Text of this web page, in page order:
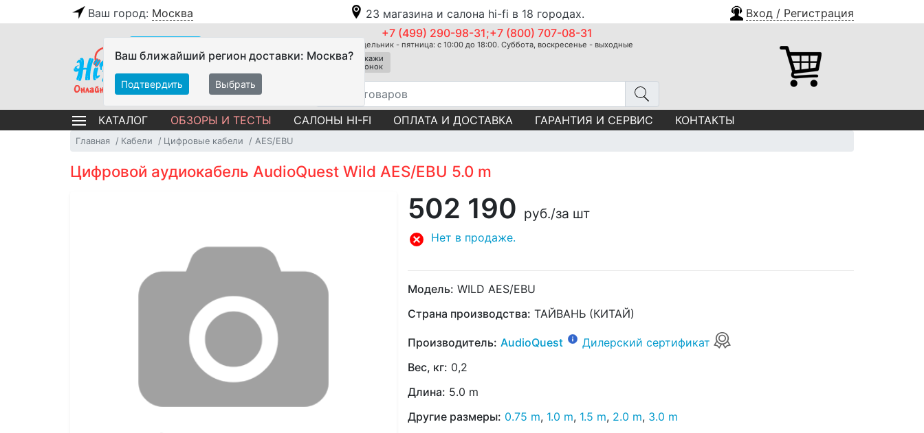
Ваш город: Москва 23 магазина и салона hi-fi в 18 городах. Вход / Регистрация
Ваш ближайший регион доставки: Москва?
Подтвердить Выбрать
+7 (499) 290-98-31;+7 (800) 707-08-31
Понедельник - пятница: с 10:00 до 18:00. Суббота, воскресенье - выходные
Закажи
звонок
КАТАЛОГ ОБЗОРЫ И ТЕСТЫ САЛОНЫ HI-FI ОПЛАТА И ДОСТАВКА ГАРАНТИЯ И СЕРВИС КОНТАКТЫ
Главная Кабели Цифровые кабели AES/EBU
Цифровой аудиокабель AudioQuest Wild AES/EBU 5.0 m
502 190 руб./за шт
Нет в продаже.
Модель: WILD AES/EBU
Страна производства: ТАЙВАНЬ (КИТАЙ)
Производитель: AudioQuest
Дилерский сертификат
Вес, кг: 0,2
Длина: 5.0 m
Другие размеры: 0.75 m, 1.0 m, 1.5 m, 2.0 m, 3.0 m